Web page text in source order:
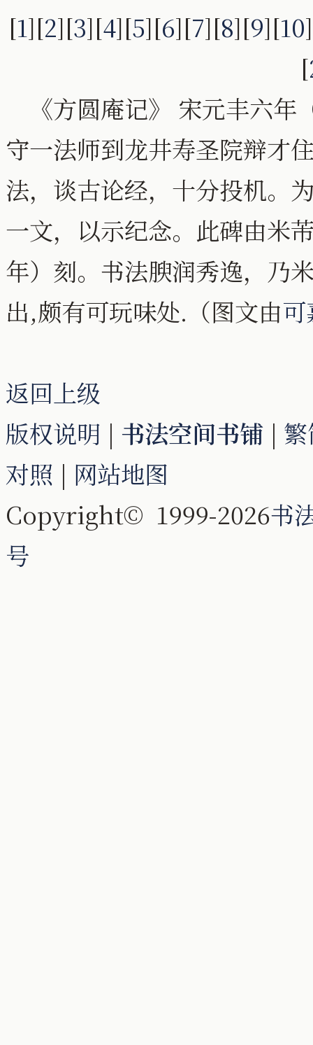
[1][2][3][4][5][6][7][8][9][10
[
《方圆庵记》 宋元丰六年
守一法师到龙井寿圣院辩才
法，谈古论经，十分投机。
一文，以示纪念。此碑由米
年）刻。书法腴润秀逸，乃
出,颇有可玩味处.（图文由
返回上级
版权说明 | 书法空间书铺 |
对照 | 网站地图
Copyright© 1999-2026书
号